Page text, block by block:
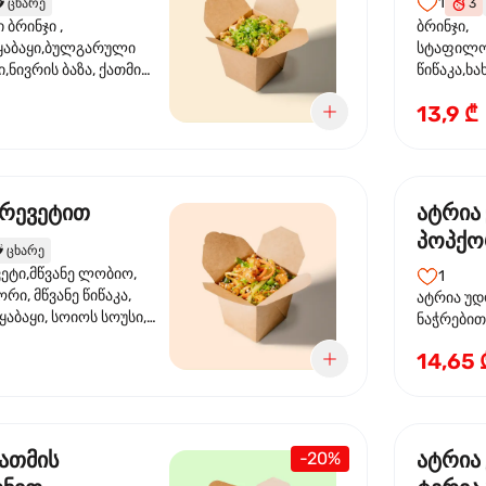
ცხარე
,
ბაზა, ქათმის
ხახვი,სეზამის
3
ბრინჯი,
სოუსი,
13,9 ₾
ცხარე
ლობიო,
მწვანე წიწაკა,
სოიოს სოუსი,
სოუსი, მწვანე ხახვი,
ატრია
სოსუით
1
ატრია
ნაჭრებით,
ნიორი)
14,65
-20%